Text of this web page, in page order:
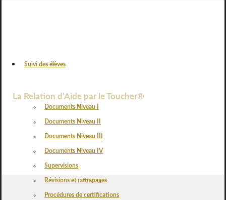
Suivi des élèves
Documents Niveau I
Documents Niveau II
Documents Niveau III
Documents Niveau IV
Supervisions
Révisions et rattrapages
Procédures de certifications
La Relation d’Aide par le Toucher®